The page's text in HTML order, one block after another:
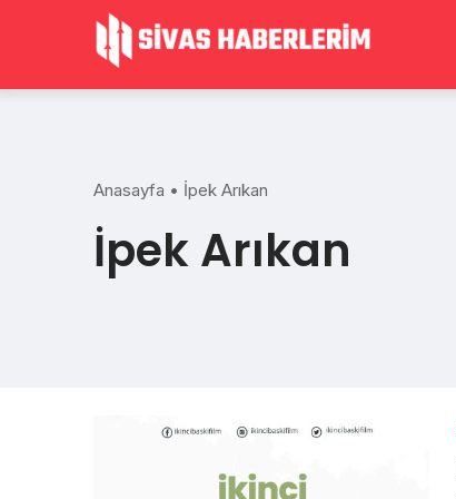
Anasayfa • İpek Arıkan
İpek Arıkan